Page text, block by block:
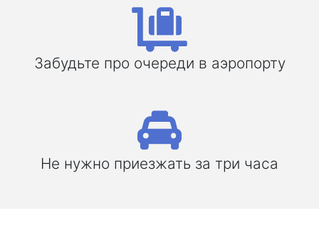
Забудьте про очереди в аэропорту
Не нужно приезжать за три часа